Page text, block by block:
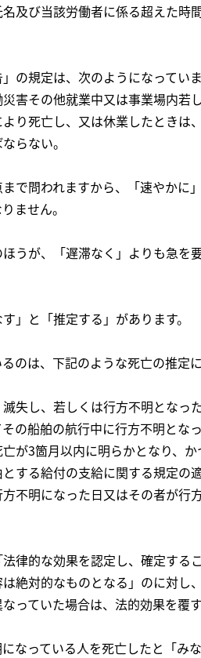
及び当該労働者に係る超えた時
の規定は、次のようになっていま
害その他就業中又は事業場内若
り死亡し、又は休業したときは
らない。
で問われますから、「速やかに
ません。
うが、「遅滞なく」よりも急を
」と「推定する」があります。
のは、下記のような死亡の推定
失し、若しくは行方不明となっ
の船舶の航行中に行方不明とな
が3箇月以内に明らかとなり、
する給付の支給に関する規定の
不明になった日又はその者が行
律的な効果を認定し、確定する
絶対的なものとなる」のに対し
っていた場合は、法的効果を覆
なっている人を死亡したと「み